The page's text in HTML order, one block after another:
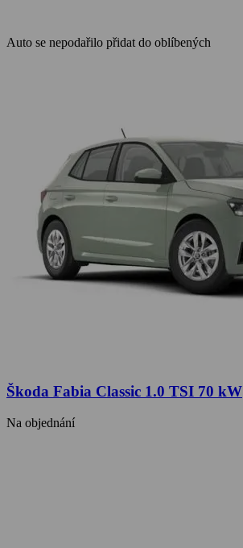
Auto se nepodařilo přidat do oblíbených
Škoda Fabia Classic 1.0 TSI 70 kW
Na objednání